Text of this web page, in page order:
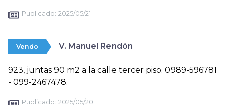
Publicado: 2025/05/21
Vendo V. Manuel Rendón
923, juntas 90 m2 a la calle tercer piso. 0989-596781
- 099-2467478.
Publicado: 2025/05/20